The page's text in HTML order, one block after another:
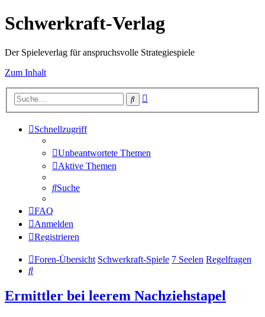
Schwerkraft-Verlag
Der Spieleverlag für anspruchsvolle Strategiespiele
Zum Inhalt
Suche
Schnellzugriff
Unbeantwortete Themen
Aktive Themen
Suche
FAQ
Anmelden
Registrieren
Foren-Übersicht Schwerkraft-Spiele 7 Seelen Regelfragen
Suche
Ermittler bei leerem Nachziehstapel